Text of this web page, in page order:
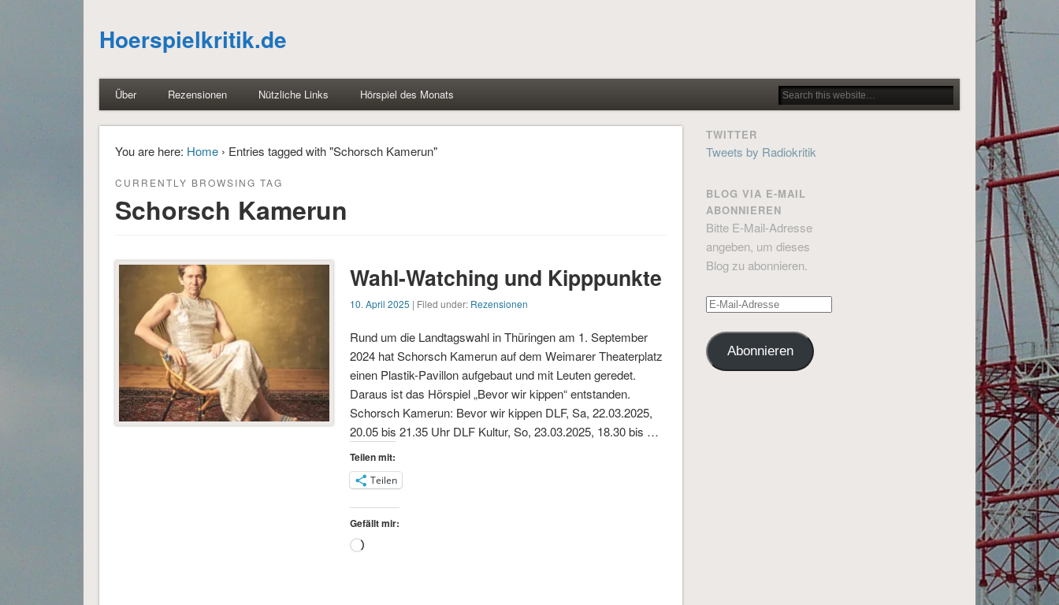
Hoerspielkritik.de
Über Rezensionen Nützliche Links Hörspiel des Monats
You are here: Home› Entries tagged with "Schorsch Kamerun"
CURRENTLY BROWSING TAG
Schorsch Kamerun
Wahl-Watching und Kipppunkte
10. April 2025 | Filed under: Rezensionen
Rund um die Landtagswahl in Thüringen am 1. September
2024 hat Schorsch Kamerun auf dem Weimarer Theaterplatz
einen Plastik-Pavillon aufgebaut und mit Leuten geredet.
Daraus ist das Hörspiel „Bevor wir kippen“ entstanden.
Schorsch Kamerun: Bevor wir kippen DLF, Sa, 22.03.2025,
20.05 bis 21.35 Uhr DLF Kultur, So, 23.03.2025, 18.30 bis …
Teilen mit:
Teilen
Gefällt mir:
Wird
TWITTER
Tweets by Radiokritik
BLOG VIA E-MAIL
ABONNIEREN
Bitte E-Mail-Adresse
angeben, um dieses
Blog zu abonnieren.
E-
Adresse
Abonnieren